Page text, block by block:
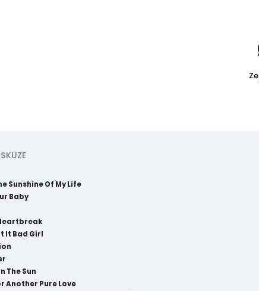
Sunshine Of My Life
Baby
It Bad Girl
The Sun
Another Pure Love